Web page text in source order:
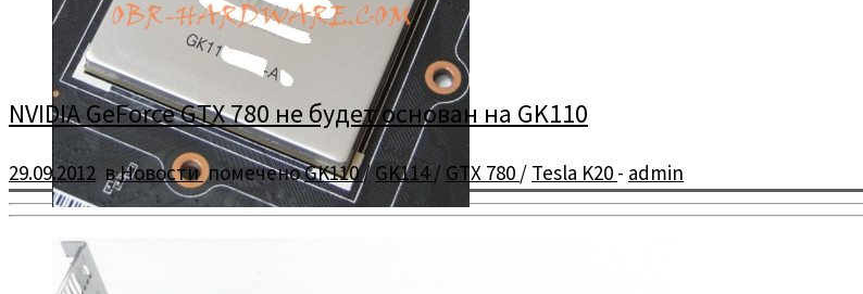
NVIDIA GeForce GTX 780 не будет основан на GK110
29.09.2012 вНовостипомеченоGK110/GK114/ GTX 780 / Tesla K20 - admin